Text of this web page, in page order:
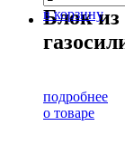
в корзину
Блок из
подробнее
о товаре